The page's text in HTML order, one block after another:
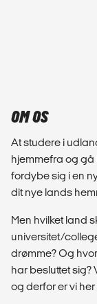
OM OS
At studere i
hjemmefra og gå
fordybe sig i en
dit nye lands
Men hvilket land
universitet/
drømme? Og
har besluttet
og derfor er vi her